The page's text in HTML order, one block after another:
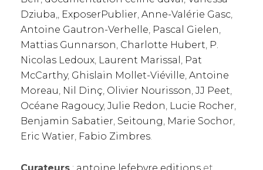
Dziuba,, ExposerPublier, Anne-Valérie Gasc,
Antoine Gautron-Verhelle, Pascal Gielen,
Mattias Gunnarson, Charlotte Hubert, P.
Nicolas Ledoux, Laurent Marissal , Pat
McCarthy, Ghislain Mollet-Viéville, Antoine
Moreau, Nil Dinç, Olivier Nourisson, JJ Peet,
Océane Ragoucy, Julie Redon, Lucie Rocher,
Benjamin Sabatier, Seitoung, Marie Sochor,
Eric Watier, Fabio Zimbres.